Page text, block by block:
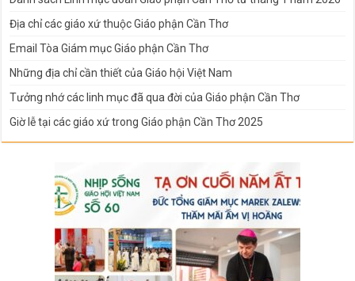
Địa chỉ các giáo xứ thuộc Giáo phận Cần Thơ
Email Tòa Giám mục Giáo phận Cần Thơ
Những địa chỉ cần thiết của Giáo hội Việt Nam
Tưởng nhớ các linh mục đã qua đời của Giáo phận Cần Thơ
Giờ lễ tại các giáo xứ trong Giáo phận Cần Thơ 2025